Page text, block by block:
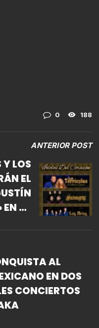
0 188
ANTERIOR POST
Y LOS
EL
LA
AL
EN DOS
CONCIERTOS